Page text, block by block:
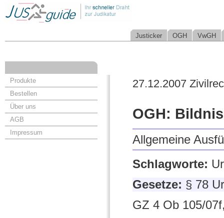
Justicker OGH VwGH
Produkte
Bestellen
Über uns
AGB
Impressum
27.12.2007
OGH:
Allgemeine
Schlagworte:
Gesetze: § 78
GZ 4 Ob 105/